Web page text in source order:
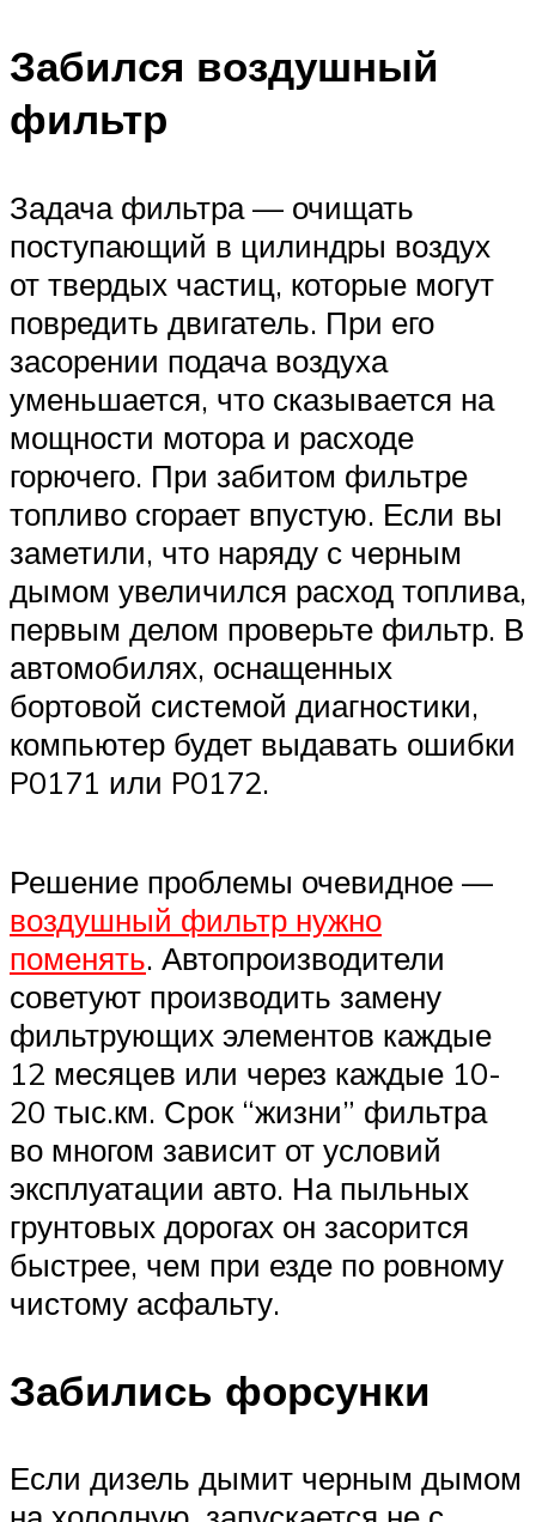
Забился воздушный
фильтр
Задача фильтра — очищать
поступающий в цилиндры воздух
от твердых частиц, которые могут
повредить двигатель. При его
засорении подача воздуха
уменьшается, что сказывается на
мощности мотора и расходе
горючего. При забитом фильтре
топливо сгорает впустую. Если вы
заметили, что наряду с черным
дымом увеличился расход топлива,
первым делом проверьте фильтр. В
автомобилях, оснащенных
бортовой системой диагностики,
компьютер будет выдавать ошибки
P0171 или P0172.
Решение проблемы очевидное —
воздушный фильтр нужно
поменять. Автопроизводители
советуют производить замену
фильтрующих элементов каждые
12 месяцев или через каждые 10-
20 тыс.км. Срок “жизни” фильтра
во многом зависит от условий
эксплуатации авто. На пыльных
грунтовых дорогах он засорится
быстрее, чем при езде по ровному
чистому асфальту.
Забились форсунки
Если дизель дымит черным дымом